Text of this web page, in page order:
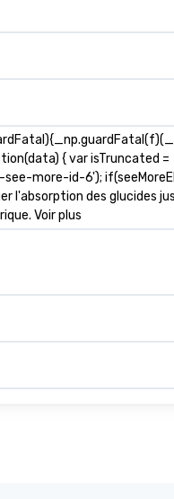
{ var isTruncated =
more-id-6');
l'absorption des glucides
Voir plus